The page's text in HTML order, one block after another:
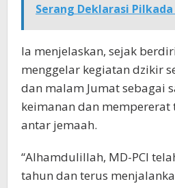
Serang Deklarasi Pilkada
Ia menjelaskan, sejak
menggelar kegiatan dzikir
dan malam Jumat sebagai
keimanan dan
antar jemaah.
“Alhamdulillah, MD-PCI
tahun dan terus